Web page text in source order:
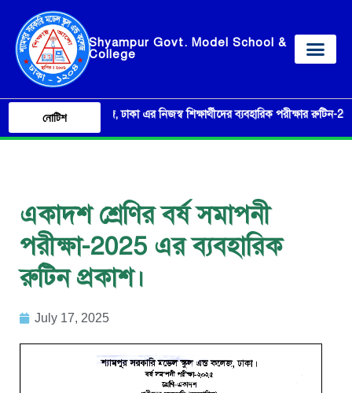
Shyampur Govt. Model School &
College
নোটিশ
স্কুল এন্ড কলেজ, ঢাকা এর নিজস্ব শিক্ষার্থীদের ব্যবহারিক পরীক্ষার রুটিন-2026।
একাদশ শ্রেণির বর্ষ সমাপনী
পরীক্ষা-2025 এর ব্যবহারিক
রুটিন প্রকাশ।
July 17, 2025